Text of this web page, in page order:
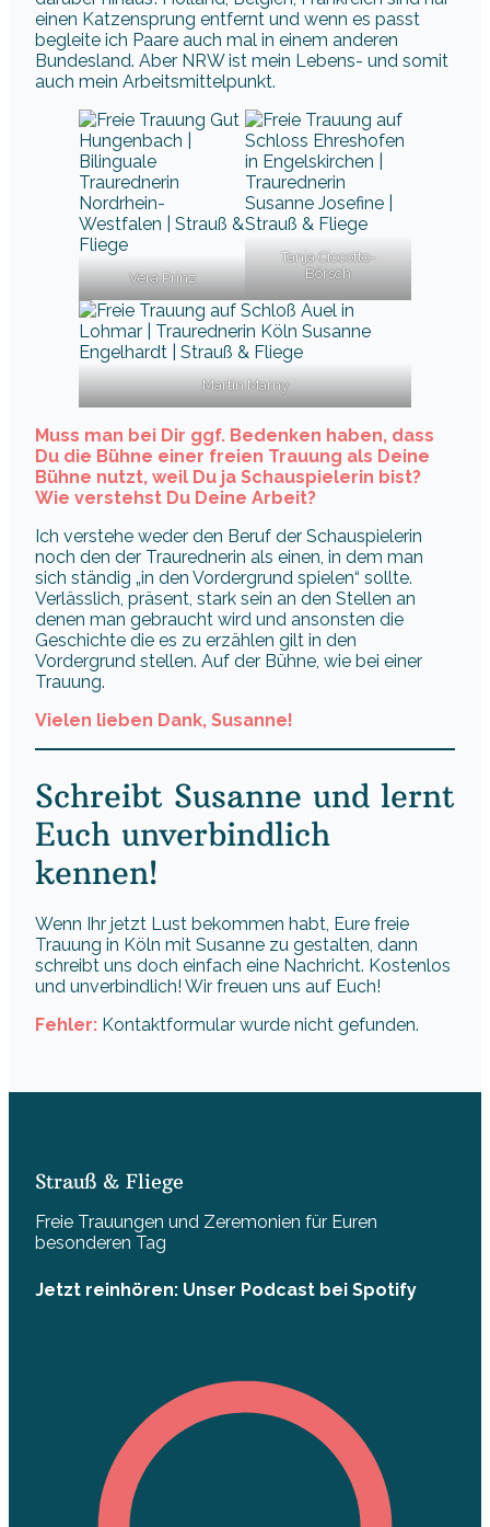
einen Katzensprung entfernt und wenn es passt
begleite ich Paare auch mal in einem anderen
Bundesland. Aber NRW ist mein Lebens- und somit
auch mein Arbeitsmittelpunkt.
Vera Prinz
Tanja Ciccotto-
Börsch
Martin Marny
Muss man bei Dir ggf. Bedenken haben, dass
Du die Bühne einer freien Trauung als Deine
Bühne nutzt, weil Du ja Schauspielerin bist?
Wie verstehst Du Deine Arbeit?
Ich verstehe weder den Beruf der Schauspielerin
noch den der Traurednerin als einen, in dem man
sich ständig „in den Vordergrund spielen“ sollte.
Verlässlich, präsent, stark sein an den Stellen an
denen man gebraucht wird und ansonsten die
Geschichte die es zu erzählen gilt in den
Vordergrund stellen. Auf der Bühne, wie bei einer
Trauung.
Vielen lieben Dank, Susanne!
Schreibt Susanne und lernt
Euch unverbindlich
kennen!
Wenn Ihr jetzt Lust bekommen habt, Eure freie
Trauung in Köln mit Susanne zu gestalten, dann
schreibt uns doch einfach eine Nachricht. Kostenlos
und unverbindlich! Wir freuen uns auf Euch!
Fehler: Kontaktformular wurde nicht gefunden.
Strauß & Fliege
Freie Trauungen und Zeremonien für Euren
besonderen Tag
Jetzt reinhören: Unser Podcast bei Spotify